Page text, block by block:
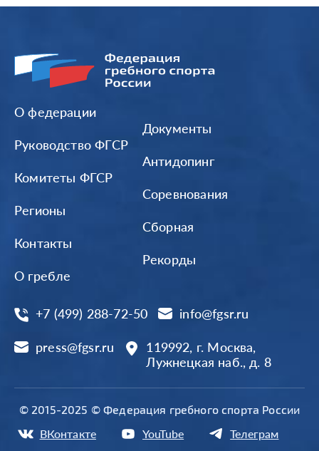
О федерации
Руководство ФГСР
Комитеты ФГСР
Регионы
Контакты
О гребле
Документы
Антидопинг
Соревнования
Сборная
Рекорды
+7 (499) 288-72-50 info@fgsr.ru
press@fgsr.ru
119992, г. Москва,
Лужнецкая наб., д. 8
© 2015-2025 © Федерация гребного спорта России
ВКонтакте YouTube Телеграм